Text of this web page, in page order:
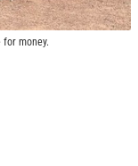
money.